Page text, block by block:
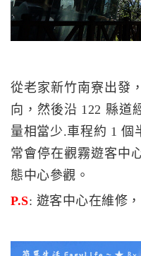
從老家新竹南寮出發
向，然後沿 122 縣道
量相當少.車程約 1 個
常會停在觀霧遊客中
態中心參觀。
P.S: 遊客中心在維修